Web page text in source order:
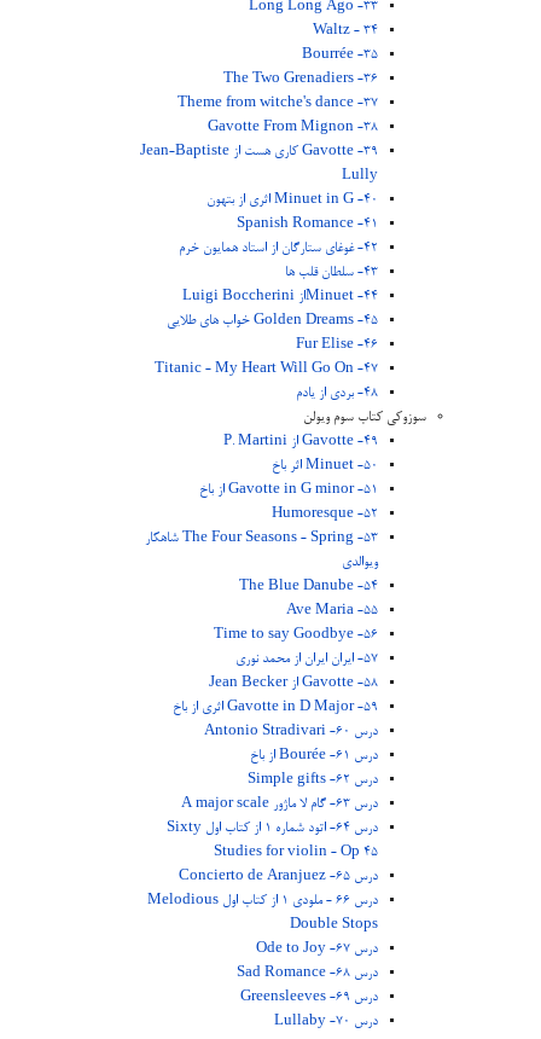
33- Long Long Ago
34 - Waltz
35- Bourrée
36- The Two Grenadiers
37- Theme from witche's dance
38- Gavotte From Mignon
39- Gavotte کاری هست از Jean-Baptiste
Lully
40- Minuet in G اثری از بتهون
41- Spanish Romance
42- غوغای ستارگان از استاد همایون خرم
43- سلطان قلب ها
44- Minuetاز Luigi Boccherini
45- Golden Dreams خواب های طلایی
46- Fur Elise
47- Titanic - My Heart Will Go On
48- بردی از یادم
سوزوکی کتاب سوم ویولن
49- Gavotte از P. Martini
50- Minuet اثر باخ
51- Gavotte in G minor از باخ
52- Humoresque
53- The Four Seasons - Spring شاهکار
ویوالدی
54- The Blue Danube
55- Ave Maria
56- Time to say Goodbye
57- ایران ایران از محمد نوری
58- Gavotte از Jean Becker
59- Gavotte in D Major اثری از باخ
درس 60- Antonio Stradivari
درس 61- Bourée از باخ
درس 62- Simple gifts
درس 63- گام لا ماژور A major scale
درس 64- اتود شماره 1 از کتاب اول Sixty
Studies for violin - Op 45
درس 65- Concierto de Aranjuez
درس 66 - ملودی 1 از کتاب اول Melodious
Double Stops
درس 67- Ode to Joy
درس 68- Sad Romance
درس 69- Greensleeves
درس 70- Lullaby